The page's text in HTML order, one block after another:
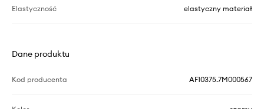
Elastyczność elastyczny materiał
Dane produktu
Kod producenta AF10375.7M000567